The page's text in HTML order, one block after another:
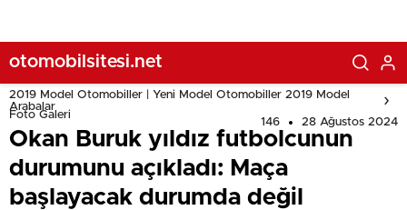
otomobilsitesi.net
2019 Model Otomobiller | Yeni Model Otomobiller 2019 Model
Arabalar
Foto Galeri
146 28 Ağustos 2024
Okan Buruk yıldız futbolcunun
durumunu açıkladı: Maça
başlayacak durumda değil